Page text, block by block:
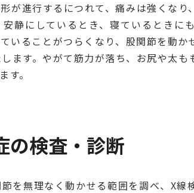
が進行するにつれて、痛みは強くなり
静にしているとき、寝ているときに
いることがつらくなり、股関節を動か
ます。やがて筋力が落ち、お尻や太
す。
の検査・診断
を無理なく動かせる範囲を調べ、X線